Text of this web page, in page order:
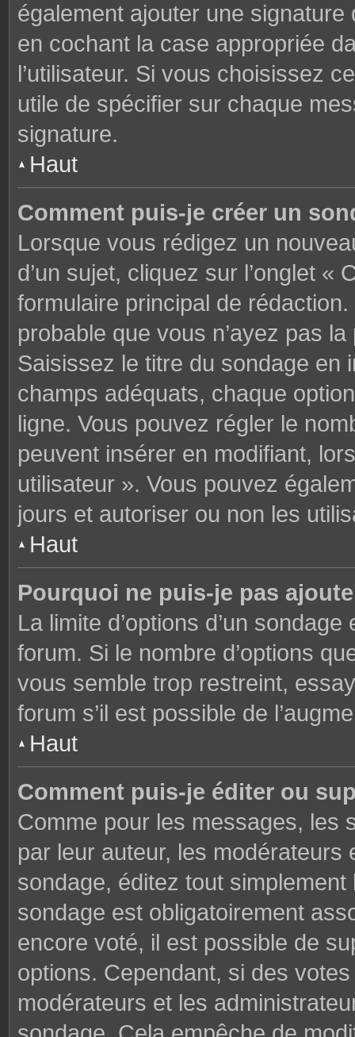
également ajouter une
en cochant la case appropriée
l’utilisateur. Si vous choisissez
utile de spécifier sur chaque
signature.
Haut
Comment puis-je créer un
Lorsque vous rédigez un
d’un sujet, cliquez sur l’onglet
formulaire principal de
probable que vous n’ayez pas
Saisissez le titre du sondage en
champs adéquats, chaque
ligne. Vous pouvez régler le
peuvent insérer en modifiant,
utilisateur ». Vous pouvez
jours et autoriser ou non les
Haut
Pourquoi ne puis-je pas
La limite d’options d’un
forum. Si le nombre d’options
vous semble trop restreint,
forum s’il est possible de
Haut
Comment puis-je éditer ou
Comme pour les messages, les
par leur auteur, les
sondage, éditez tout
sondage est obligatoirement
encore voté, il est possible de
options. Cependant, si des
modérateurs et les